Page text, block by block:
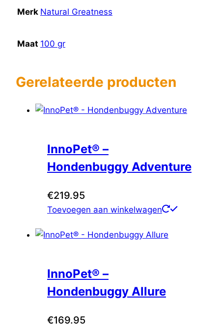
Merk Natural Greatness
Maat 100 gr
Gerelateerde producten
InnoPet® –
Hondenbuggy Adventure
€219.95
Toevoegen aan winkelwagen
InnoPet® –
Hondenbuggy Allure
€169.95